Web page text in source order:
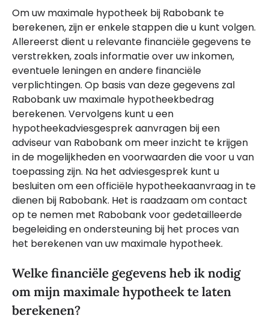
Om uw maximale hypotheek bij Rabobank te
berekenen, zijn er enkele stappen die u kunt volgen.
Allereerst dient u relevante financiële gegevens te
verstrekken, zoals informatie over uw inkomen,
eventuele leningen en andere financiële
verplichtingen. Op basis van deze gegevens zal
Rabobank uw maximale hypotheekbedrag
berekenen. Vervolgens kunt u een
hypotheekadviesgesprek aanvragen bij een
adviseur van Rabobank om meer inzicht te krijgen
in de mogelijkheden en voorwaarden die voor u van
toepassing zijn. Na het adviesgesprek kunt u
besluiten om een officiële hypotheekaanvraag in te
dienen bij Rabobank. Het is raadzaam om contact
op te nemen met Rabobank voor gedetailleerde
begeleiding en ondersteuning bij het proces van
het berekenen van uw maximale hypotheek.
Welke financiële gegevens heb ik nodig
om mijn maximale hypotheek te laten
berekenen?